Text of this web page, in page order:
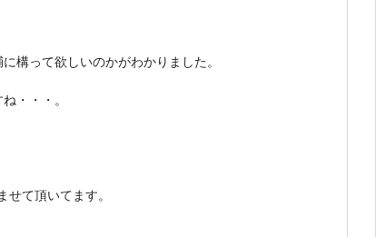
構って欲しいのかがわかりました。
・・・。
て頂いてます。